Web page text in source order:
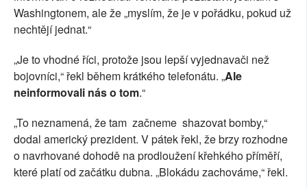
Washingtonem, ale že „myslím, že je v pořádku, pokud už
nechtějí jednat.“
„Je to vhodné říci, protože jsou lepší vyjednavači než
bojovníci,“ řekl během krátkého telefonátu. „Ale
neinformovali nás o tom.“
„To neznamená, že tam začneme shazovat bomby,“
dodal americký prezident. V pátek řekl, že brzy rozhodne
o navrhované dohodě na prodloužení křehkého příměří,
které platí od začátku dubna. „Blokádu zachováme,“ řekl.